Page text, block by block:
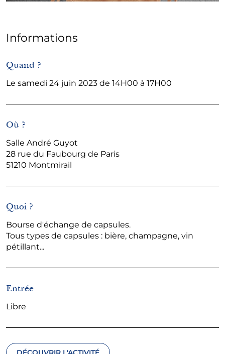
Informations
Quand ?
Le samedi 24 juin 2023 de 14H00 à 17H00
Où ?
Salle André Guyot
28 rue du Faubourg de Paris
51210 Montmirail
Quoi ?
Bourse d'échange de capsules.
Tous types de capsules : bière, champagne, vin
pétillant...
Entrée
Libre